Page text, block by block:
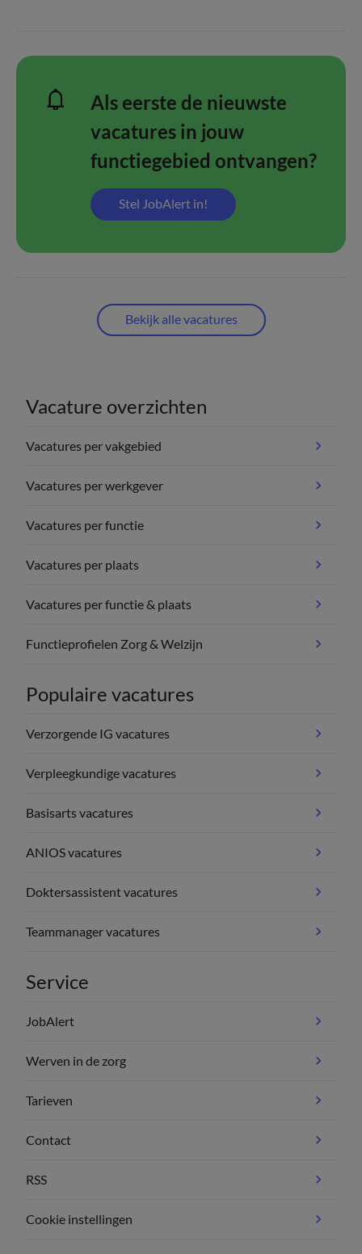
Als eerste de nieuwste
vacatures in jouw
functiegebied ontvangen?
Stel JobAlert in!
Bekijk alle vacatures
Vacature overzichten
Vacatures per vakgebied
Vacatures per werkgever
Vacatures per functie
Vacatures per plaats
Vacatures per functie & plaats
Functieprofielen Zorg & Welzijn
Populaire vacatures
Verzorgende IG vacatures
Verpleegkundige vacatures
Basisarts vacatures
ANIOS vacatures
Doktersassistent vacatures
Teammanager vacatures
Service
JobAlert
Werven in de zorg
Tarieven
Contact
RSS
Cookie instellingen